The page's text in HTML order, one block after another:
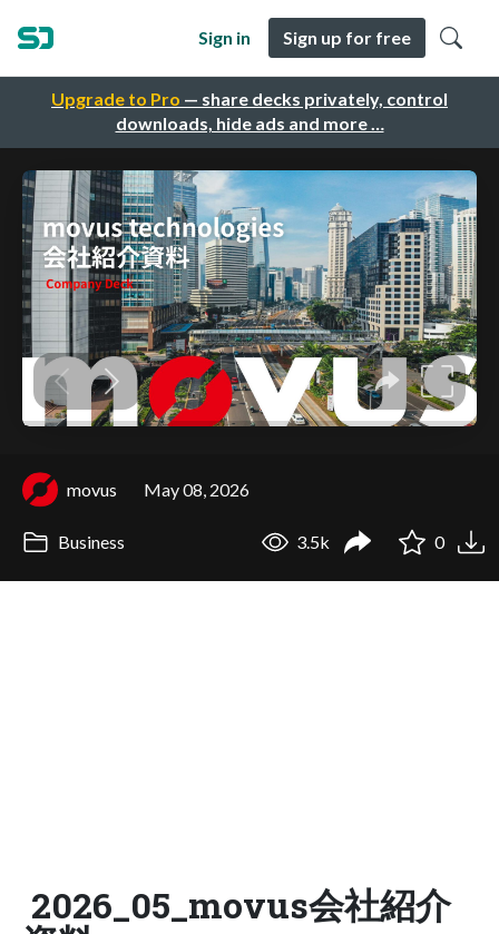
Upgrade to Pro — share decks privately, control
downloads, hide ads and more …
Sign in Sign up for free
movus May 08, 2026
Business 3.5k 0
2026_05_movus会社紹介